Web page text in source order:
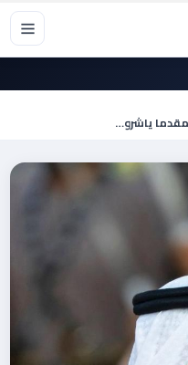
حسين الجسمي مشاركا في مسيرة الاتحاد مقدما ياشروق…